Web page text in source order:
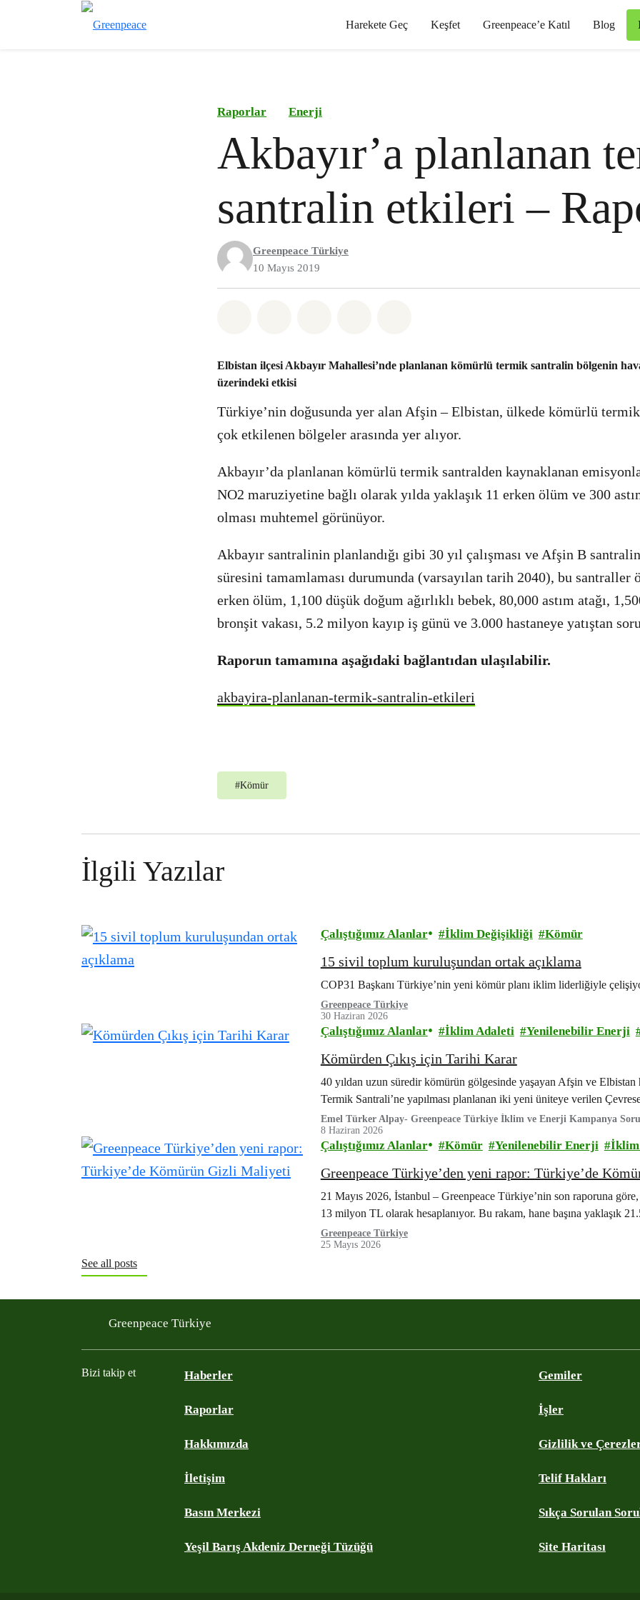
Harekete Geç Keşfet Greenpeace’e Katıl Blog
Raporlar Enerji
Akbayır’a planlanan
santralin etkileri –
Greenpeace Türkiye
10 Mayıs 2019
Elbistan ilçesi Akbayır Mahallesi’nde planlanan kömürlü termik santralin bölgenin
üzerindeki etkisi
Türkiye’nin doğusunda yer alan Afşin – Elbistan, ülkede kömürlü
çok etkilenen bölgeler arasında yer alıyor.
Akbayır’da planlanan kömürlü termik santralden kaynaklanan
NO2 maruziyetine bağlı olarak yılda yaklaşık 11 erken ölüm ve 300
olması muhtemel görünüyor.
Akbayır santralinin planlandığı gibi 30 yıl çalışması ve Afşin B
süresini tamamlaması durumunda (varsayılan tarih 2040), bu santraller
erken ölüm, 1,100 düşük doğum ağırlıklı bebek, 80,000 astım atağı,
bronşit vakası, 5.2 milyon kayıp iş günü ve 3.000 hastaneye yatıştan
Raporun tamamına aşağıdaki bağlantıdan ulaşılabilir.
akbayira-planlanan-termik-santralin-etkileri
#Kömür
İlgili Yazılar
Çalıştığımız Alanlar İklim Değişikliği Kömür
15 sivil toplum kuruluşundan ortak açıklama
COP31 Başkanı Türkiye’nin yeni kömür planı iklim liderliğiyle
Greenpeace Türkiye
30 Haziran 2026
Çalıştığımız Alanlar İklim Adaleti Yenilenebilir Enerji
Kömürden Çıkış için Tarihi Karar
40 yıldan uzun süredir kömürün gölgesinde yaşayan Afşin ve
Termik Santrali’ne yapılması planlanan iki yeni üniteye verilen
Emel Türker Alpay- Greenpeace Türkiye İklim ve Enerji Kampanya
8 Haziran 2026
Çalıştığımız Alanlar Kömür Yenilenebilir Enerji İklim
Greenpeace Türkiye’den yeni rapor: Türkiye’de
21 Mayıs 2026, İstanbul – Greenpeace Türkiye’nin son raporuna
13 milyon TL olarak hesaplanıyor. Bu rakam, hane başına yaklaşık
Greenpeace Türkiye
25 Mayıs 2026
See all posts
Greenpeace Türkiye
Bizi takip et Haberler
Raporlar
Hakkımızda
İletişim
Basın Merkezi
Yeşil Barış Akdeniz Derneği Tüzüğü
Gemiler
İşler
Gizlilik ve
Telif Hakları
Sıkça Sorulan
Site Haritası